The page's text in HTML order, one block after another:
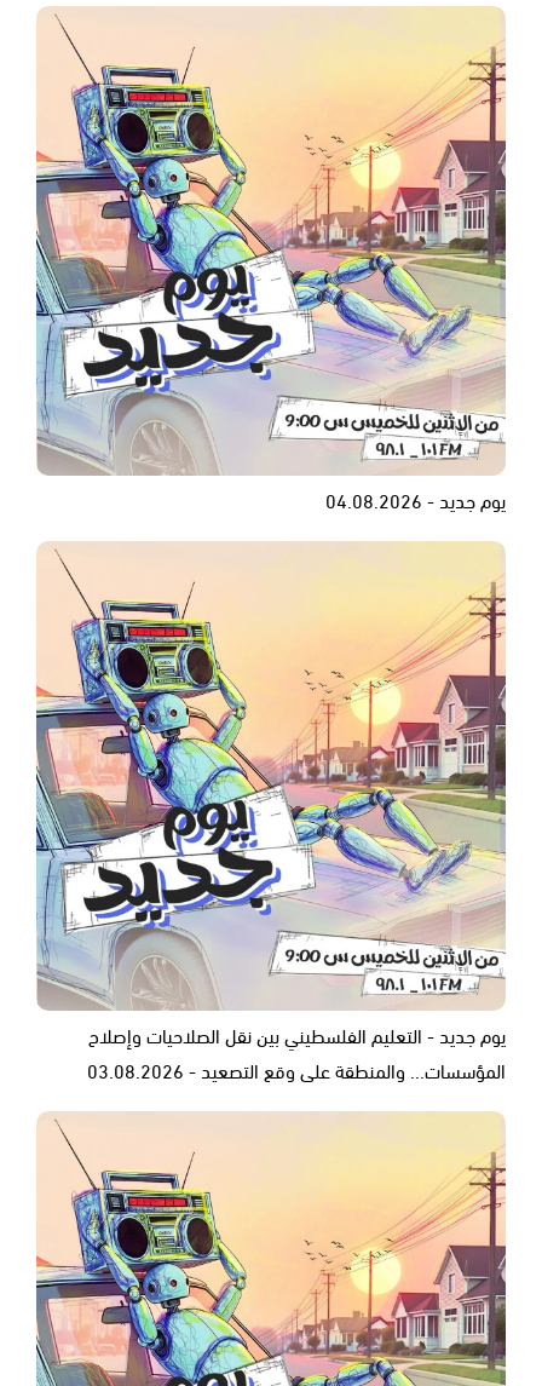
يوم جديد - 04.08.2026
يوم جديد - التعليم الفلسطيني بين نقل الصلاحيات وإصلاح
المؤسسات... والمنطقة على وقع التصعيد - 03.08.2026